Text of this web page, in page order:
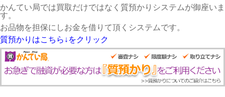
かんてい局では買取だけではなく質預かりシステムが御座いま
す。
お品物を担保にしお金を借りて頂くシステムです。
質預かりはこちら↓をクリック